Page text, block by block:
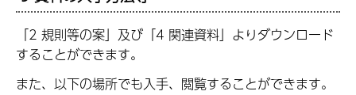
「2 規則等の案」及び「4 関連資料」よりダウンロード
することができます。
また、以下の場所でも入手、閲覧することができます。